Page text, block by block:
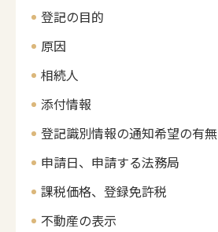
登記の目的
原因
相続人
添付情報
登記識別情報の通知希望の有無
申請日、申請する法務局
課税価格、登録免許税
不動産の表示